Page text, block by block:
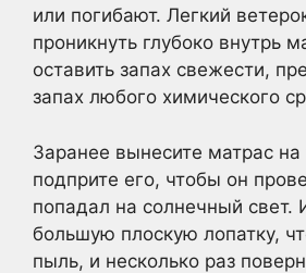
или погибают. Легкий
проникнуть глубоко внутрь
оставить запах свежести,
запах любого химического
Заранее вынесите матрас на
подприте его, чтобы он
попадал на солнечный свет.
большую плоскую лопатку,
пыль, и несколько раз